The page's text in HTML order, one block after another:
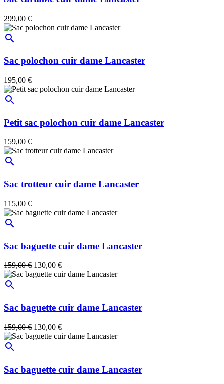
299,00 €
search
Sac polochon cuir dame Lancaster
195,00 €
search
Petit sac polochon cuir dame Lancaster
159,00 €
search
Sac trotteur cuir dame Lancaster
115,00 €
search
Sac baguette cuir dame Lancaster
159,00 € 130,00 €
search
Sac baguette cuir dame Lancaster
159,00 € 130,00 €
search
Sac baguette cuir dame Lancaster